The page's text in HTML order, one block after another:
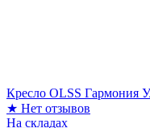
Кресло OLSS Гармония
★ Нет отзывов
На складах